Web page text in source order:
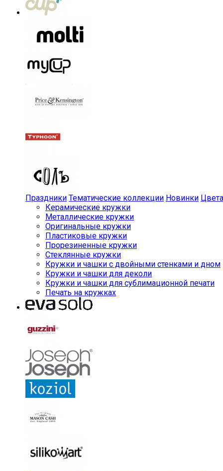
Праздники Тематические коллекции Новинки Цвета
Керамические кружки
Металлические кружки
Оригинальные кружки
Пластиковые кружки
Прорезиненные кружки
Стеклянные кружки
Кружки и чашки с двойными стенками и дном
Кружки и чашки для деколи
Кружки и чашки для сублимационной печати
Печать на кружках